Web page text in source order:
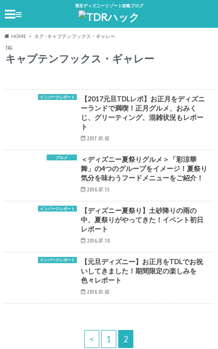
東京ディズニーリゾート攻略ブログ
≡
HOME タグ : キャプテンフックス・ギャレー
TAG
キャプテンフックス・ギャレー
インパークレポート
【2017元旦TDLレポ】お正月をディズニ
ーランドで満喫！正月グルメ、おみく
じ、グリーティング、混雑状況もレポー
ト
2017.01.02
グルメ
＜ディズニー夏祭りグルメ＞「彩涼華
舞」の4つのグループをイメージ！夏祭り
気分を味わうフードメニューをご紹介！
2016.07.15
インパークレポート
【ディズニー夏祭り】土砂降りの雨の
中、夏祭りがやってきた！イベント初日
レポート
2016.07.10
インパークレポート
【元旦ディズニー】お正月をTDLでお祝
いしてきました！期間限定の楽しみを
色々レポート
2016.01.02
< 1 2